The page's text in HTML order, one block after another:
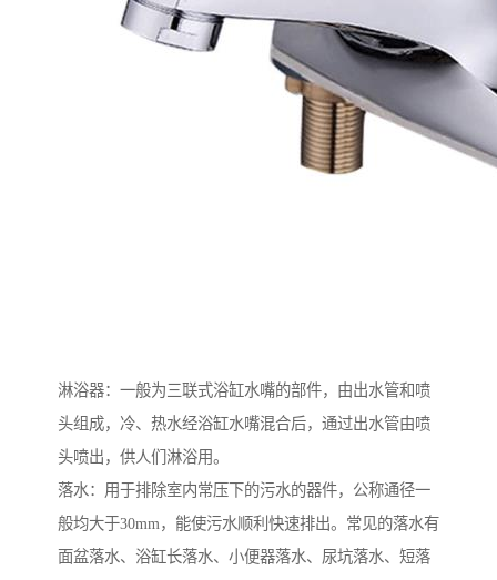
淋浴器：一般为三联式浴缸水嘴的部件，由出水管和喷
头组成，冷、热水经浴缸水嘴混合后，通过出水管由喷
头喷出，供人们淋浴用。
落水：用于排除室内常压下的污水的器件，公称通径一
般均大于30mm，能使污水顺利快速排出。常见的落水有
面盆落水、浴缸长落水、小便器落水、尿坑落水、短落